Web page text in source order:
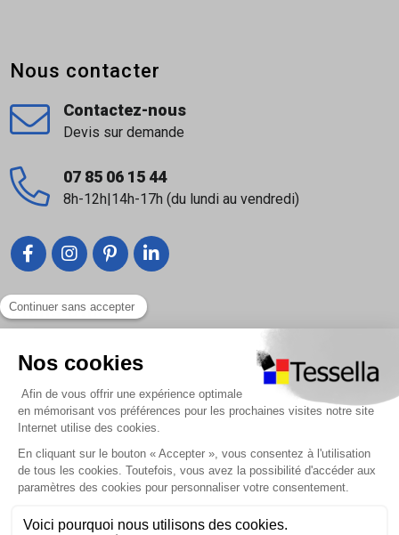
Liens utiles
Nous contacter
À propos
Paiement sécurisé
Livraison | Retour client
Nos tutos
Connexion / Inscription
Nous contacter
Contactez-nous
Devis sur demande
07 85 06 15 44
8h-12h|14h-17h (du lundi au vendredi)